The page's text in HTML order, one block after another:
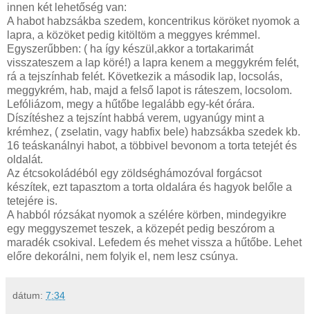
innen két lehetőség van:
A habot habzsákba szedem, koncentrikus köröket nyomok a
lapra, a közöket pedig kitöltöm a meggyes krémmel.
Egyszerűbben: ( ha így készül,akkor a tortakarimát
visszateszem a lap köré!) a lapra kenem a meggykrém felét,
rá a tejszínhab felét. Következik a második lap, locsolás,
meggykrém, hab, majd a felső lapot is ráteszem, locsolom.
Lefóliázom, megy a hűtőbe legalább egy-két órára.
Díszítéshez a tejszínt habbá verem, ugyanúgy mint a
krémhez, ( zselatin, vagy habfix bele) habzsákba szedek kb.
16 teáskanálnyi habot, a többivel bevonom a torta tetejét és
oldalát.
Az étcsokoládéból egy zöldséghámozóval forgácsot
készítek, ezt tapasztom a torta oldalára és hagyok belőle a
tetejére is.
A habból rózsákat nyomok a szélére körben, mindegyikre
egy meggyszemet teszek, a közepét pedig beszórom a
maradék csokival. Lefedem és mehet vissza a hűtőbe. Lehet
előre dekorálni, nem folyik el, nem lesz csúnya.
dátum: 7:34